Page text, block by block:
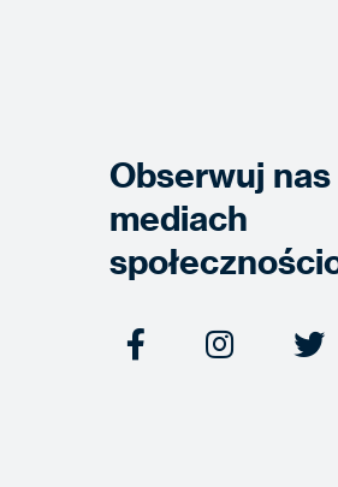
Obserwuj
mediach
  